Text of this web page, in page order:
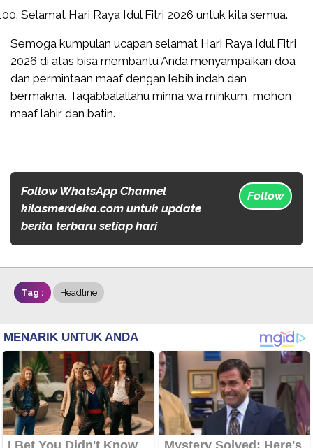
Selamat Hari Raya Idul Fitri 2026 untuk kita semua.
Semoga kumpulan ucapan selamat Hari Raya Idul Fitri
2026 di atas bisa membantu Anda menyampaikan doa
dan permintaan maaf dengan lebih indah dan
bermakna. Taqabbalallahu minna wa minkum, mohon
maaf lahir dan batin.
Follow WhatsApp Channel
kilasmerdeka.com untuk update
berita terbaru setiap hari
Follow
Tag : Headline